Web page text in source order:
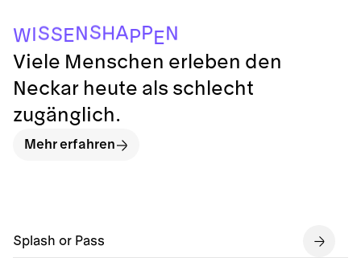
Splash or Pass
WISS ENSHAPP
EN
Viele Menschen erleben den
Neckar heute als schlecht
zugänglich.
Mehr erfahren